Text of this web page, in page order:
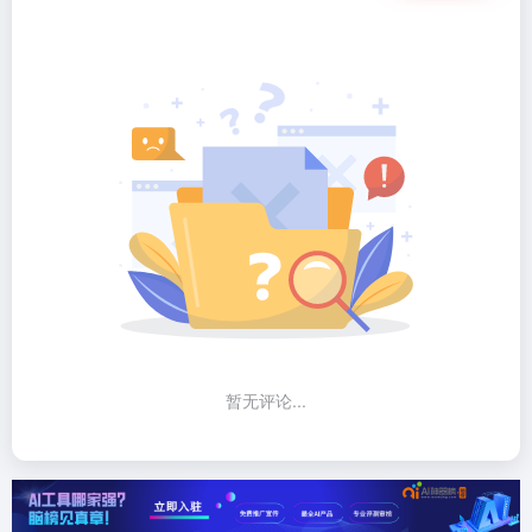
暂无评论...